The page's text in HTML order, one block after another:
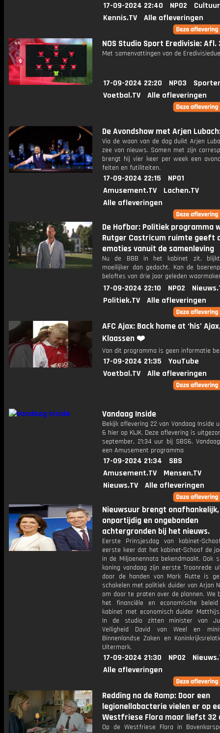
17-09-2024 22:40 NPO2
Kennis.TV
Alle afleveringen
NOS Studio Sport Eredivisie: Afl.
Met samenvattingen van de
17-09-2024 22:20 NPO3
Voetbal.TV
Alle afleveringen
De Avondshow met Arjen
Via de waan van de dag duikt Arjen
zee van nieuws. Samen met zijn
brengt hij vier keer per week een
feiten en futiliteiten.
17-09-2024 22:15
NPO1
Amusement.TV
Lachen.TV
Alle afleveringen
De Hofbar: Politiek programma
Rutger Castricum ruimte geeft
emoties vanuit de samenleving
Nu de BBB in het kabinet zit,
moeilijker dan gedacht. Kan de
beloftes van drie jaar geleden
17-09-2024 22:10 NPO2
Politiek.TV
Alle afleveringen
AFC Ajax: Back home at ‘his’
Klaassen ❤️
Van dit programma is geen informatie
17-09-2024 21:35
YouTube
Voetbal.TV
Alle afleveringen
Vandaag Inside
Bekijk aflevering 22 van Vandaag Inside
6 hier op KIJK. Deze aflevering is
september, 21:34 uur bij SBS6.
een Amusement programma
17-09-2024 21:34
SBS
Amusement.TV
Mensen.TV
Nieuws.TV
Alle afleveringen
Nieuwsuur brengt onafhankelijk,
onpartijdig en ongebonden
achtergronden bij het nieuws.
Eerste Prinsjesdag van kabinet-
eerste keer dat het kabinet-Schoof de
in de Miljoenennota bekendmaakt. Ook
koning vandaag zijn eerste Troonrede
door de handen van Mark Rutte is
schakelen met politiek duider van Arjan
om door te praten over de plannen. We
het financiële en economische
kabinet met economisch duider
In de studio zitten minister van
Veiligheid David van Weel en
Binnenlandse Zaken en
Uitermark.
17-09-2024 21:30 NPO2
Alle afleveringen
Redding na de Ramp: Door een
legionellabacterie vielen er op
Westfriese Flora maar liefst 32
Op de Westfriese Flora in